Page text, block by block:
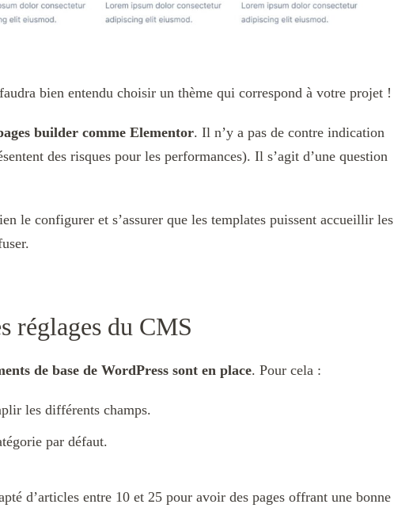
bien entendu choisir un thème qui correspond à votre projet !
builder comme Elementor. Il n’y a pas de contre indication
des risques pour les performances). Il s’agit d’une question
le configurer et s’assurer que les templates puissent accueillir les
réglages du CMS
de base de WordPress sont en place. Pour cela :
les différents champs.
par défaut.
d’articles entre 10 et 25 pour avoir des pages offrant une bonne